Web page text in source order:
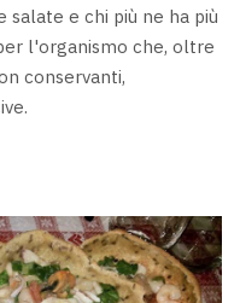
salate e chi più ne ha più
l'organismo che, oltre
conservanti,